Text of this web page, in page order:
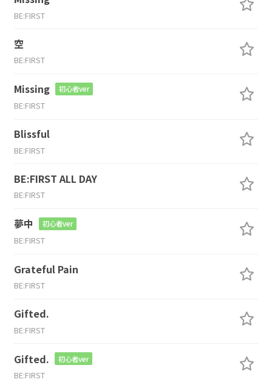
BE:FIRST
空
BE:FIRST
Missing 初心者ver
BE:FIRST
Blissful
BE:FIRST
BE:FIRST ALL DAY
BE:FIRST
夢中 初心者ver
BE:FIRST
Grateful Pain
BE:FIRST
Gifted.
BE:FIRST
Gifted. 初心者ver
BE:FIRST